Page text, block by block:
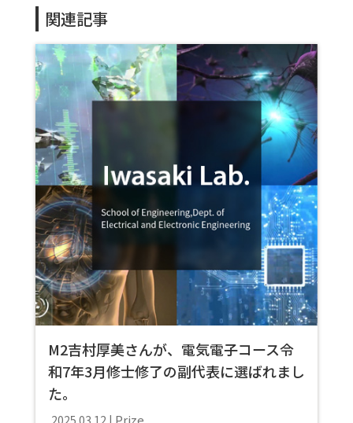
関連記事
M2吉村厚美さんが、電気電子コース令
和7年3月修士修了の副代表に選ばれまし
た。